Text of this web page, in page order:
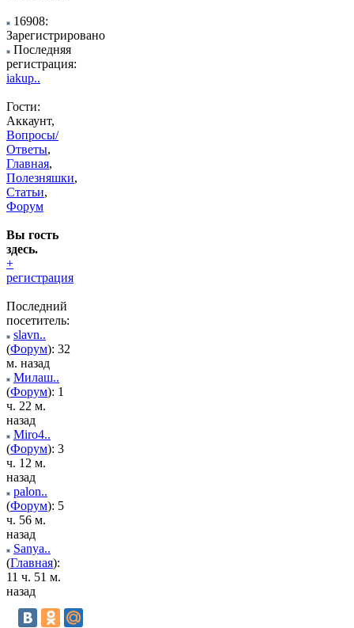
16908:
Зарегистрировано
Последняя
регистрация:
iakup..
Гости:
Аккаунт,
Вопросы/
Ответы,
Главная,
Полезняшки,
Статьи,
Форум
Вы гость
здесь.
+
регистрация
Последний
посетитель:
slavn..
(Форум): 32
м. назад
Милаш..
(Форум): 1
ч. 22 м.
назад
Miro4..
(Форум): 3
ч. 12 м.
назад
palon..
(Форум): 5
ч. 56 м.
назад
Sanya..
(Главная):
11 ч. 51 м.
назад